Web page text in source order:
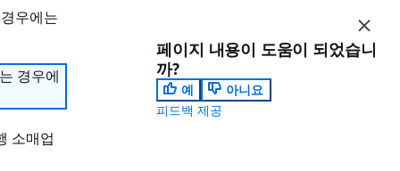
우에는
경우에
소매업
페이지 내용이 도움이 되었습니
까?
예
아니요
피드백 제공